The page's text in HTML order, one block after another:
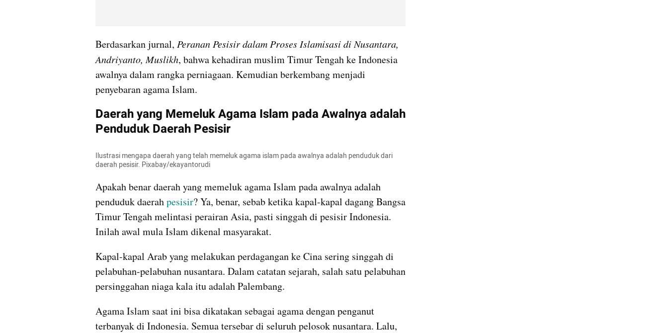
Berdasarkan jurnal, Peranan Pesisir dalam Proses Islamisasi di Nusantara,
Andriyanto, Muslikh, bahwa kehadiran muslim Timur Tengah ke Indonesia
awalnya dalam rangka perniagaan. Kemudian berkembang menjadi
penyebaran agama Islam.
Daerah yang Memeluk Agama Islam pada Awalnya adalah
Penduduk Daerah Pesisir
Ilustrasi mengapa daerah yang telah memeluk agama islam pada awalnya adalah penduduk dari
daerah pesisir. Pixabay/ekayantorudi
Apakah benar daerah yang memeluk agama Islam pada awalnya adalah
penduduk daerah pesisir? Ya, benar, sebab ketika kapal-kapal dagang Bangsa
Timur Tengah melintasi perairan Asia, pasti singgah di pesisir Indonesia.
Inilah awal mula Islam dikenal masyarakat.
Kapal-kapal Arab yang melakukan perdagangan ke Cina sering singgah di
pelabuhan-pelabuhan nusantara. Dalam catatan sejarah, salah satu pelabuhan
persinggahan niaga kala itu adalah Palembang.
Agama Islam saat ini bisa dikatakan sebagai agama dengan penganut
terbanyak di Indonesia. Semua tersebar di seluruh pelosok nusantara. Lalu,